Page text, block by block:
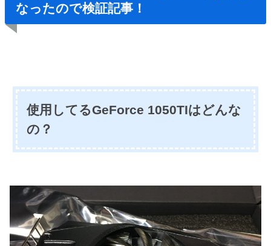
なったので検証記事！
使用してるGeForce 1050TIはどんな
の？